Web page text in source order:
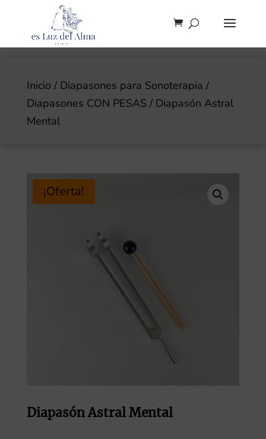
Inicio / Diapasones para Sonoterapia /
Diapasones CON PESAS / Diapasón Astral
Mental
¡Oferta!
Diapasón Astral Mental